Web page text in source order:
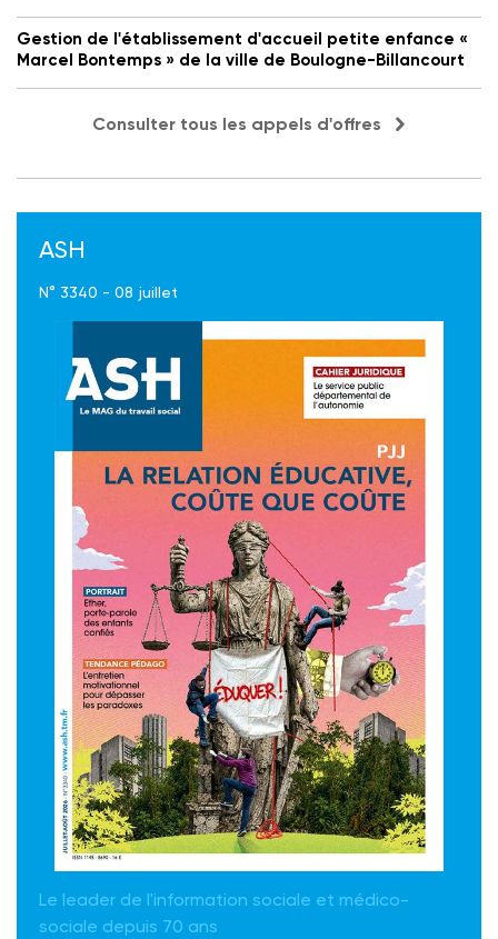
Gestion de l'établissement d'accueil petite enfance «
Marcel Bontemps » de la ville de Boulogne-Billancourt
Consulter tous les appels d'offres
ASH
N° 3340 - 08 juillet
Le leader de l'information sociale et médico-
sociale depuis 70 ans